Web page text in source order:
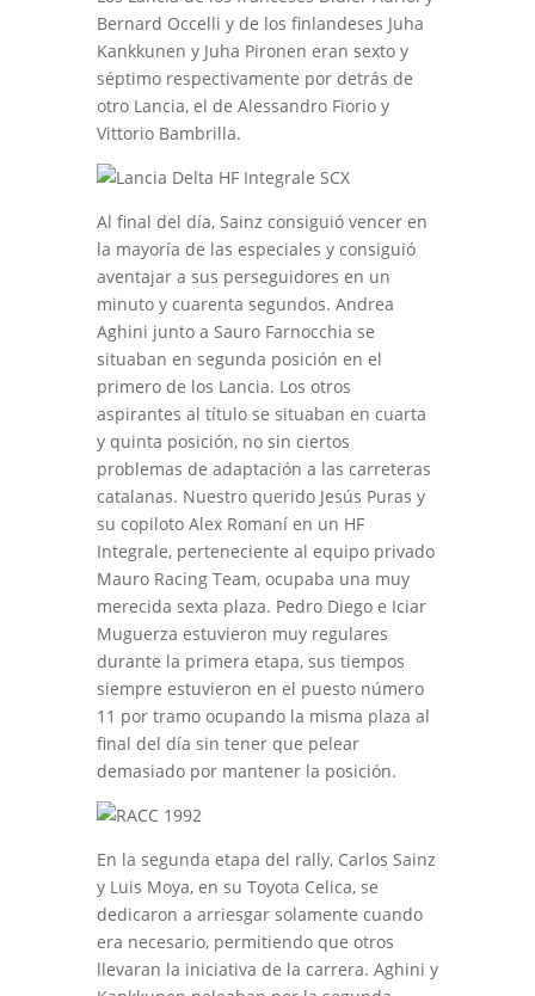
Bernard Occelli y de los finlandeses Juha
Kankkunen y Juha Pironen eran sexto y
séptimo respectivamente por detrás de
otro Lancia, el de Alessandro Fiorio y
Vittorio Bambrilla.
Al final del día, Sainz consiguió vencer en
la mayoría de las especiales y consiguió
aventajar a sus perseguidores en un
minuto y cuarenta segundos. Andrea
Aghini junto a Sauro Farnocchia se
situaban en segunda posición en el
primero de los Lancia. Los otros
aspirantes al título se situaban en cuarta
y quinta posición, no sin ciertos
problemas de adaptación a las carreteras
catalanas. Nuestro querido Jesús Puras y
su copiloto Alex Romaní en un HF
Integrale, perteneciente al equipo privado
Mauro Racing Team, ocupaba una muy
merecida sexta plaza. Pedro Diego e Iciar
Muguerza estuvieron muy regulares
durante la primera etapa, sus tiempos
siempre estuvieron en el puesto número
11 por tramo ocupando la misma plaza al
final del día sin tener que pelear
demasiado por mantener la posición.
En la segunda etapa del rally, Carlos Sainz
y Luis Moya, en su Toyota Celica, se
dedicaron a arriesgar solamente cuando
era necesario, permitiendo que otros
llevaran la iniciativa de la carrera. Aghini y